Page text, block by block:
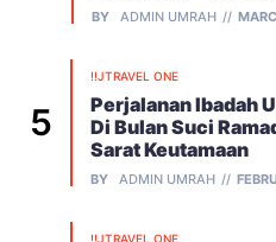
BY ADMIN UMRAH
!!JTRAVEL ONE
Perjalanan Ibadah
Di Bulan Suci
Sarat Keutamaan
BY ADMIN UMRAH
!!JTRAVEL ONE